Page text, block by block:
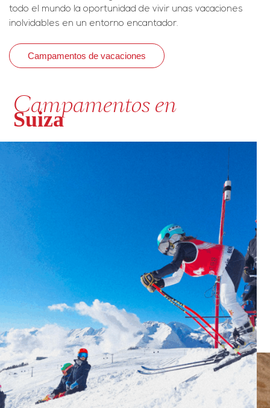
todo el mundo la oportunidad de vivir unas vacaciones
inolvidables en un entorno encantador.
Campamentos de vacaciones
Campamentos en
Suiza